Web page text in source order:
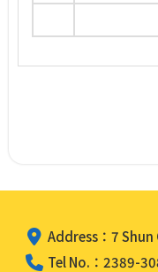
Address：7
Tel No.：2389-